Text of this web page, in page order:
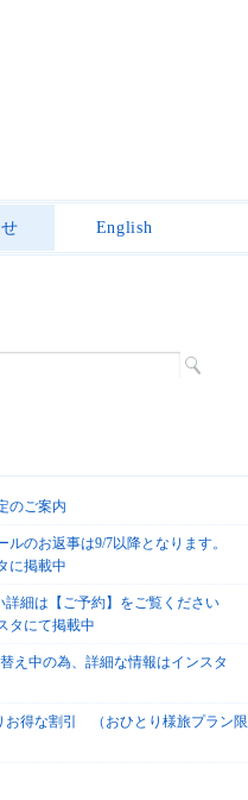
English
のご案内
ルのお返事は9/7以降となります。
に掲載中
詳細は【ご予約】をご覧ください
タにて掲載中
え中の為、詳細な情報はインスタ
お得な割引 （おひとり様旅プラン限